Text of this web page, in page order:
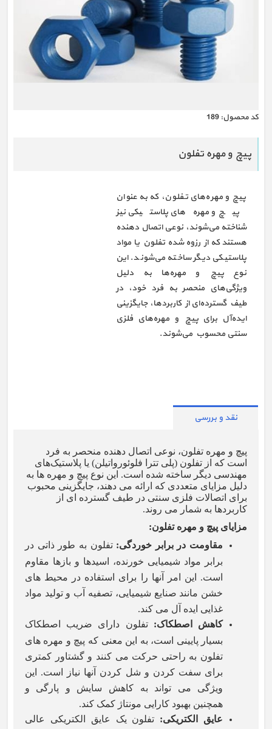
كد محصول: 189
پیچ و مهره تفلون
پیچ و مهره‌های تفلون، که به عنوان
پیچ و مهره‌های پلاستیکی نیز
شناخته می‌شوند، نوعی اتصال دهنده
هستند که از رزوه شده تفلون یا مواد
پلاستیکی دیگر ساخته می‌شوند. این
نوع پیچ و مهره‌ها به دلیل
ویژگی‌های منحصر به فرد خود، در
طیف گسترده‌ای از کاربردها، جایگزینی
ایده‌آل برای پیچ و مهره‌های فلزی
سنتی محسوب می‌شوند.
نقد و بررسی
پیچ و مهره تفلون، نوعی اتصال دهنده منحصر به فرد
است که از تفلون (پلی تترا فلوئورواتیلن) یا پلاستیک‌های
مهندسی دیگر ساخته شده است. این نوع پیچ و مهره ها به
دلیل مزایای متعددی که ارائه می دهند، جایگزینی محبوب
برای اتصالات فلزی سنتی در طیف گسترده ای از
کاربردها به شمار می روند.
مزایای پیچ و مهره تفلون:
مقاومت در برابر خوردگی: تفلون به طور ذاتی در
برابر مواد شیمیایی خورنده، اسیدها و بازها مقاوم
است. این امر آنها را برای استفاده در محیط های
خشن مانند صنایع شیمیایی، تصفیه آب و تولید مواد
غذایی ایده آل می کند.
کاهش اصطکاک: تفلون دارای ضریب اصطکاک
بسیار پایینی است، به این معنی که پیچ و مهره های
تفلون به راحتی حرکت می کنند و گشتاور کمتری
برای سفت کردن و شل کردن آنها نیاز است. این
ویژگی می تواند به کاهش سایش و پارگی و
همچنین بهبود کارایی مونتاژ کمک کند.
عایق الکتریکی: تفلون یک عایق الکتریکی عالی